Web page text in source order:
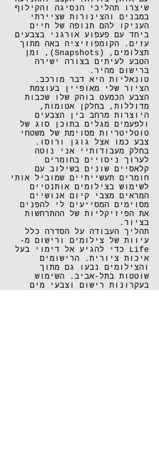
שיצרו תהליכי הנסיגה והקילוף
במבנים והצינורות שציירתי
העניקו להם תנופה של חיים
ביחד עם פעפוע אורגני בצבעים
עזים. הקומפוזיציה באה מתוך
תצלומים, (Snapshots), ומן
הטבע לעיתים בצורה ישירה
ברישום מהיר.
טונאליות היא דבר מורכב.
הציור שלי מאופיין בעוצמת
הצבע הכמעט בוהק שלו שכבות
מדוללות, בחלקן אטומות,
היוצרות מרחב בין הצבעים
ולפעמים מגלים בתוכן סוג של
טוטליטריות מסוימת של משטחי
צבע כמו אצל גוגן ורוסו.
בחלק מעבודותיי אני נוטה
לערוך ניסויים בחומרים
קלאסיים שונים בשילוב עם
חומרים תעשייתיים שמוביל אותי
לשימוש בצילומים אותנטיים
המראים מצבי קיום אנושיים
מסוימים המסייעים לי להפנים
את הפיזיקליות של ההתרחשות
בציור.
תהליך העבודה על הסדרה כלל
עיוות של צילומים ורישום מ-
Life כדי להגיע אל דימוי בעל
איכות ציורית. הרישומים
והצילומים נבעו גם מתוך
שוטטות בתל-אביב. השימוש
בעקרונות רישום וצבעי מים